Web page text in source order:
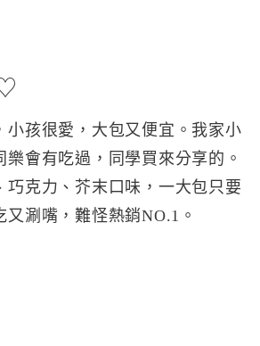
小孩很愛，大包又便宜。我家小
會有吃過，同學買來分享的。
巧克力、芥末口味，一大包只要
涮嘴，難怪熱銷NO.1。